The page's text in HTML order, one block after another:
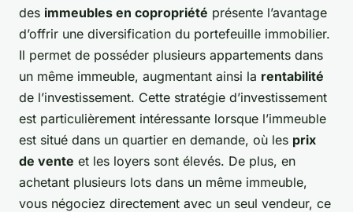
des immeubles en copropriété présente l’avantage
d’offrir une diversification du portefeuille immobilier.
Il permet de posséder plusieurs appartements dans
un même immeuble, augmentant ainsi la rentabilité
de l’investissement. Cette stratégie d’investissement
est particulièrement intéressante lorsque l’immeuble
est situé dans un quartier en demande, où les prix
de vente et les loyers sont élevés. De plus, en
achetant plusieurs lots dans un même immeuble,
vous négociez directement avec un seul vendeur, ce